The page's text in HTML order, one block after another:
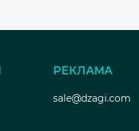
РЕКЛАМА
sale@dzagi.com